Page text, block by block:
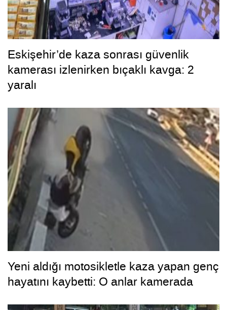
Eskişehir’de kaza sonrası güvenlik
kamerası izlenirken bıçaklı kavga: 2
yaralı
Yeni aldığı motosikletle kaza yapan genç
hayatını kaybetti: O anlar kamerada